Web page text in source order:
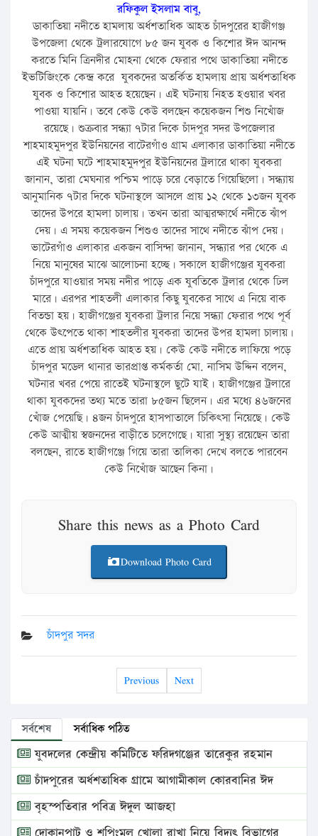
রফিকুল ইসলাম বাবু,
ডাকাতিয়া নদীতে হামলায় অর্ধশতাধিক আহত চাঁদপুরের হাজীগঞ্জ
উপজেলা থেকে ট্রলারযোগে ৮৫ জন যুবক ও কিশোর ঈদ আনন্দ
করতে মিনি ত্রিনদীর মোহনা থেকে ফেরার পথে ডাকাতিয়া নদীতে
ইভটিজিংকে কেন্দ্র করে যুবকদের অতর্কিত হামলায় প্রায় অর্ধশতাধিক
যুবক ও কিশোর আহত হয়েছেন। এই ঘটনায় নিহত হওয়ার খবর
পাওয়া যায়নি। তবে কেউ কেউ বলছেন কয়েকজন শিশু নিখোঁজ
রয়েছে। শুক্রবার সন্ধ্যা ৭টার দিকে চাঁদপুর সদর উপজেলার
শাহমাহমুদপুর ইউনিয়নের বাটেরগাঁও গ্রাম এলাকার ডাকাতিয়া নদীতে
এই ঘটনা ঘটে শাহমাহমুদপুর ইউনিয়নের ট্রলারে থাকা যুবকরা
জানান, তারা মেঘনার পশ্চিম পাড়ে চরে বেড়াতে গিয়েছিলো। সন্ধ্যায়
আনুমানিক ৭টার দিকে ঘটনাস্থলে আসলে প্রায় ১২ থেকে ১৩জন যুবক
তাদের উপরে হামলা চালায়। তখন তারা আত্মরক্ষার্থে নদীতে ঝাঁপ
দেয়। এ সময় কয়েকজন শিশুও তাদের সাথে নদীতে ঝাঁপ দেয়।
ভাটেরগাঁও এলাকার একজন বাসিন্দা জানান, সন্ধ্যার পর থেকে এ
নিয়ে মানুষের মাঝে আলোচনা হচ্ছে। সকালে হাজীগঞ্জের যুবকরা
চাঁদপুরে যাওয়ার সময় নদীর পাড়ে এক যুবতিকে ট্রলার থেকে ঢিল
মারে। এরপর শাহতলী এলাকার কিছু যুবকের সাথে এ নিয়ে বাক
বিতন্ডা হয়। হাজীগঞ্জের যুবকরা ট্রলার নিয়ে সন্ধ্যা ফেরার পথে পূর্ব
থেকে উৎপেতে থাকা শাহতলীর যুবকরা তাদের উপর হামলা চালায়।
এতে প্রায় অর্ধশতাধিক আহত হয়। কেউ কেউ নদীতে লাফিয়ে পড়ে
চাঁদপুর মডেল থানার ভারপ্রাপ্ত কর্মকর্তা মো. নাসিম উদ্দিন বলেন,
ঘটনার খবর পেয়ে রাতেই ঘটনাস্থলে ছুটে যাই। হাজীগঞ্জের ট্রলারে
থাকা যুবকদের তথ্য মতে তারা ৮৫জন ছিলেন। এর মধ্যে ৪৬জনের
খোঁজ পেয়েছি। ৪জন চাঁদপুরে হাসপাতালে চিকিৎসা নিয়েছে। কেউ
কেউ আত্মীয় স্বজনদের বাড়ীতে চলেগেছে। যারা সুস্থ্য রয়েছেন তারা
বলছেন, রাতে হাজীগঞ্জে গিয়ে তারা তালিকা দেখে বলতে পারবেন
কেউ নিখোঁজ আছেন কিনা।
Share this news as a Photo Card
Download Photo Card
চাঁদপুর সদর
Previous Next
সর্বশেষ সর্বাধিক পঠিত
যুবদলের কেন্দ্রীয় কমিটিতে ফরিদগঞ্জের তারেকুর রহমান
চাঁদপুরের অর্ধশতাধিক গ্রামে আগামীকাল কোরবানির ঈদ
বৃহস্পতিবার পবিত্র ঈদুল আজহা